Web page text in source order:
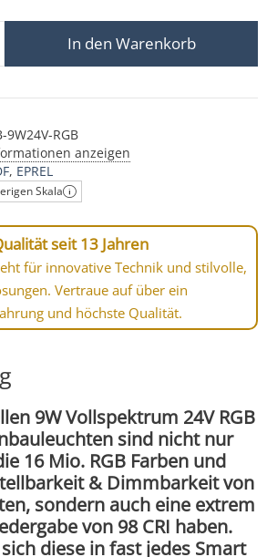
| RGB + CCT (2700-5700K) | 9W &
In den Warenkorb
9W24V-RGB
anzeigen
EPREL
Skala
seit 13 Jahren
für innovative Technik und stilvolle,
Vertraue auf über ein
und höchste Qualität.
9W Vollspektrum 24V RGB
sind nicht nur
16 Mio. RGB Farben und
& Dimmbarkeit von
sondern auch eine extrem
von 98 CRI haben.
diese in fast jedes Smart